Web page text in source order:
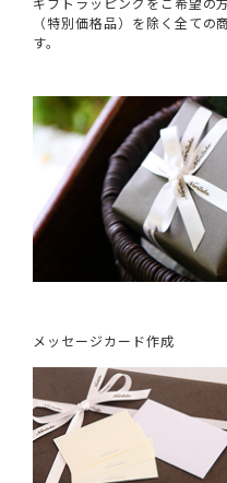
（特別価格品）を除く全て
す。
メッセージカード作成